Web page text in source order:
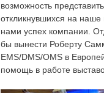
возможность
откликнувшихся на
нами успех компании.
бы вынести Роберту
EMS/DMS/OMS в
помощь в работе